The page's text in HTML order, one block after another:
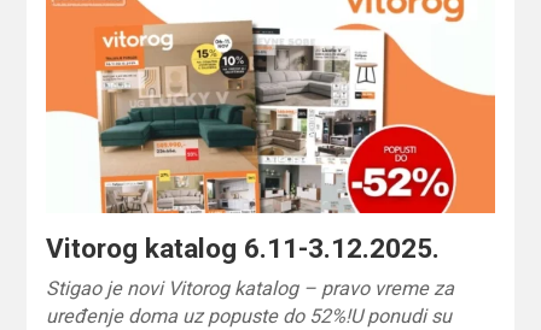
Vitorog katalog 6.11-3.12.2025.
Stigao je novi Vitorog katalog – pravo vreme za
uređenje doma uz popuste do 52%!U ponudi su